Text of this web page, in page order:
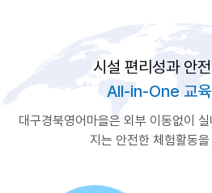
시설 편리성과 안
All-in-One 교육
대구경북영어마을은 외부 이동없이
지는 안전한 체험활동